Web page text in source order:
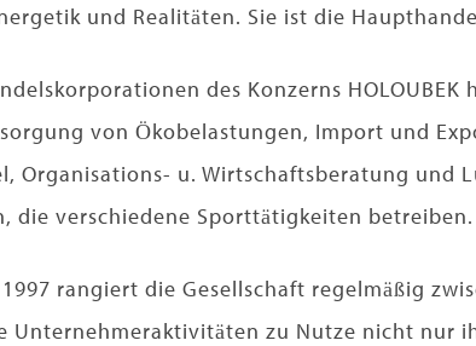
und Realitäten. Sie ist die
des Konzerns
von Ökobelastungen, Import und
Organisations- u. Wirtschaftsberatung und
die verschiedene Sporttätigkeiten betreiben.
rangiert die Gesellschaft regelmäßig
Unternehmeraktivitäten zu Nutze nicht nur